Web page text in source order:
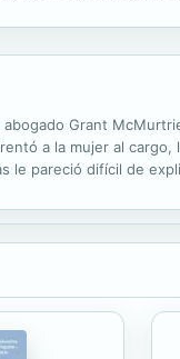
Grant
a la mujer al
le pareció difícil de